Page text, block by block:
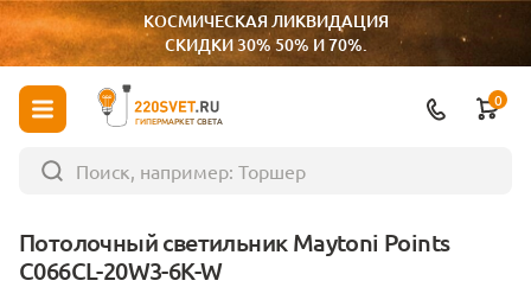
КОСМИЧЕСКАЯ ЛИКВИДАЦИЯ
СКИДКИ 30% 50% И 70%.
ГИПЕРМАРКЕТ СВЕТА
0
Потолочный светильник Maytoni Points
C066CL-20W3-6K-W